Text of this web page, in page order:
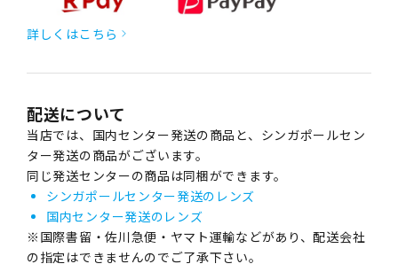
詳しくはこちら
配送について
当店では、国内センター発送の商品と、シンガポールセン
ター発送の商品がございます。
同じ発送センターの商品は同梱ができます。
シンガポールセンター発送のレンズ
国内センター発送のレンズ
※国際書留・佐川急便・ヤマト運輸などがあり、配送会社
の指定はできませんのでご了承下さい。